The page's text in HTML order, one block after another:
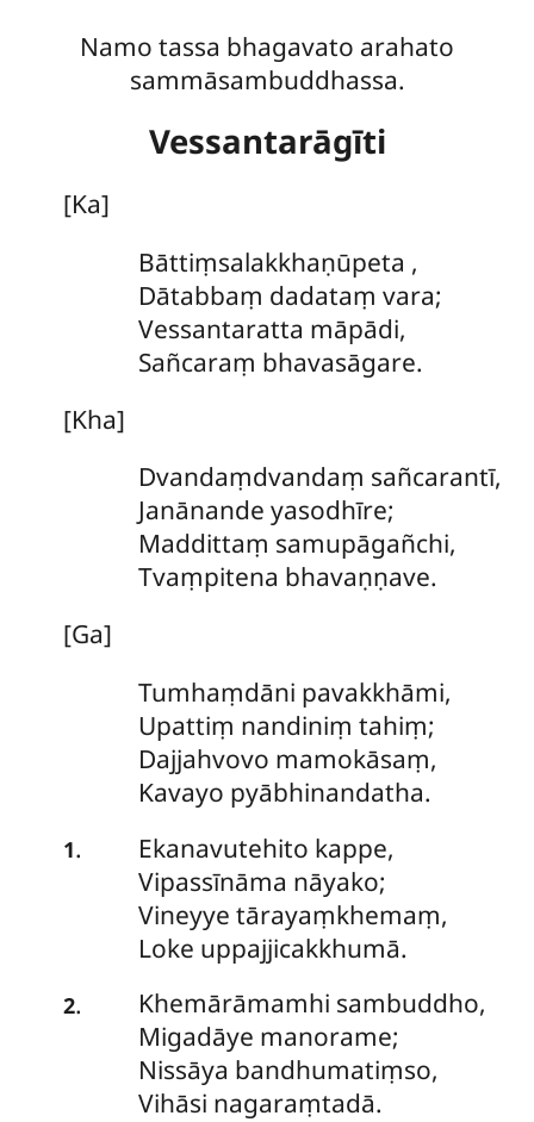
Namo tassa bhagavato arahato
sammāsambuddhassa.
Vessantarāgīti
[Ka]
Bāttiṃsalakkhaṇūpeta ,
Dātabbaṃ dadataṃ vara;
Vessantaratta māpādi,
Sañcaraṃ bhavasāgare.
[Kha]
Dvandaṃdvandaṃ sañcarantī,
Janānande yasodhīre;
Maddittaṃ samupāgañchi,
Tvaṃpitena bhavaṇṇave.
[Ga]
Tumhaṃdāni pavakkhāmi,
Upattiṃ nandiniṃ tahiṃ;
Dajjahvovo mamokāsaṃ,
Kavayo pyābhinandatha.
1.
Ekanavutehito kappe,
Vipassīnāma nāyako;
Vineyye tārayaṃkhemaṃ,
Loke uppajjicakkhumā.
2.
Khemārāmamhi sambuddho,
Migadāye manorame;
Nissāya bandhumatiṃso,
Vihāsi nagaraṃtadā.